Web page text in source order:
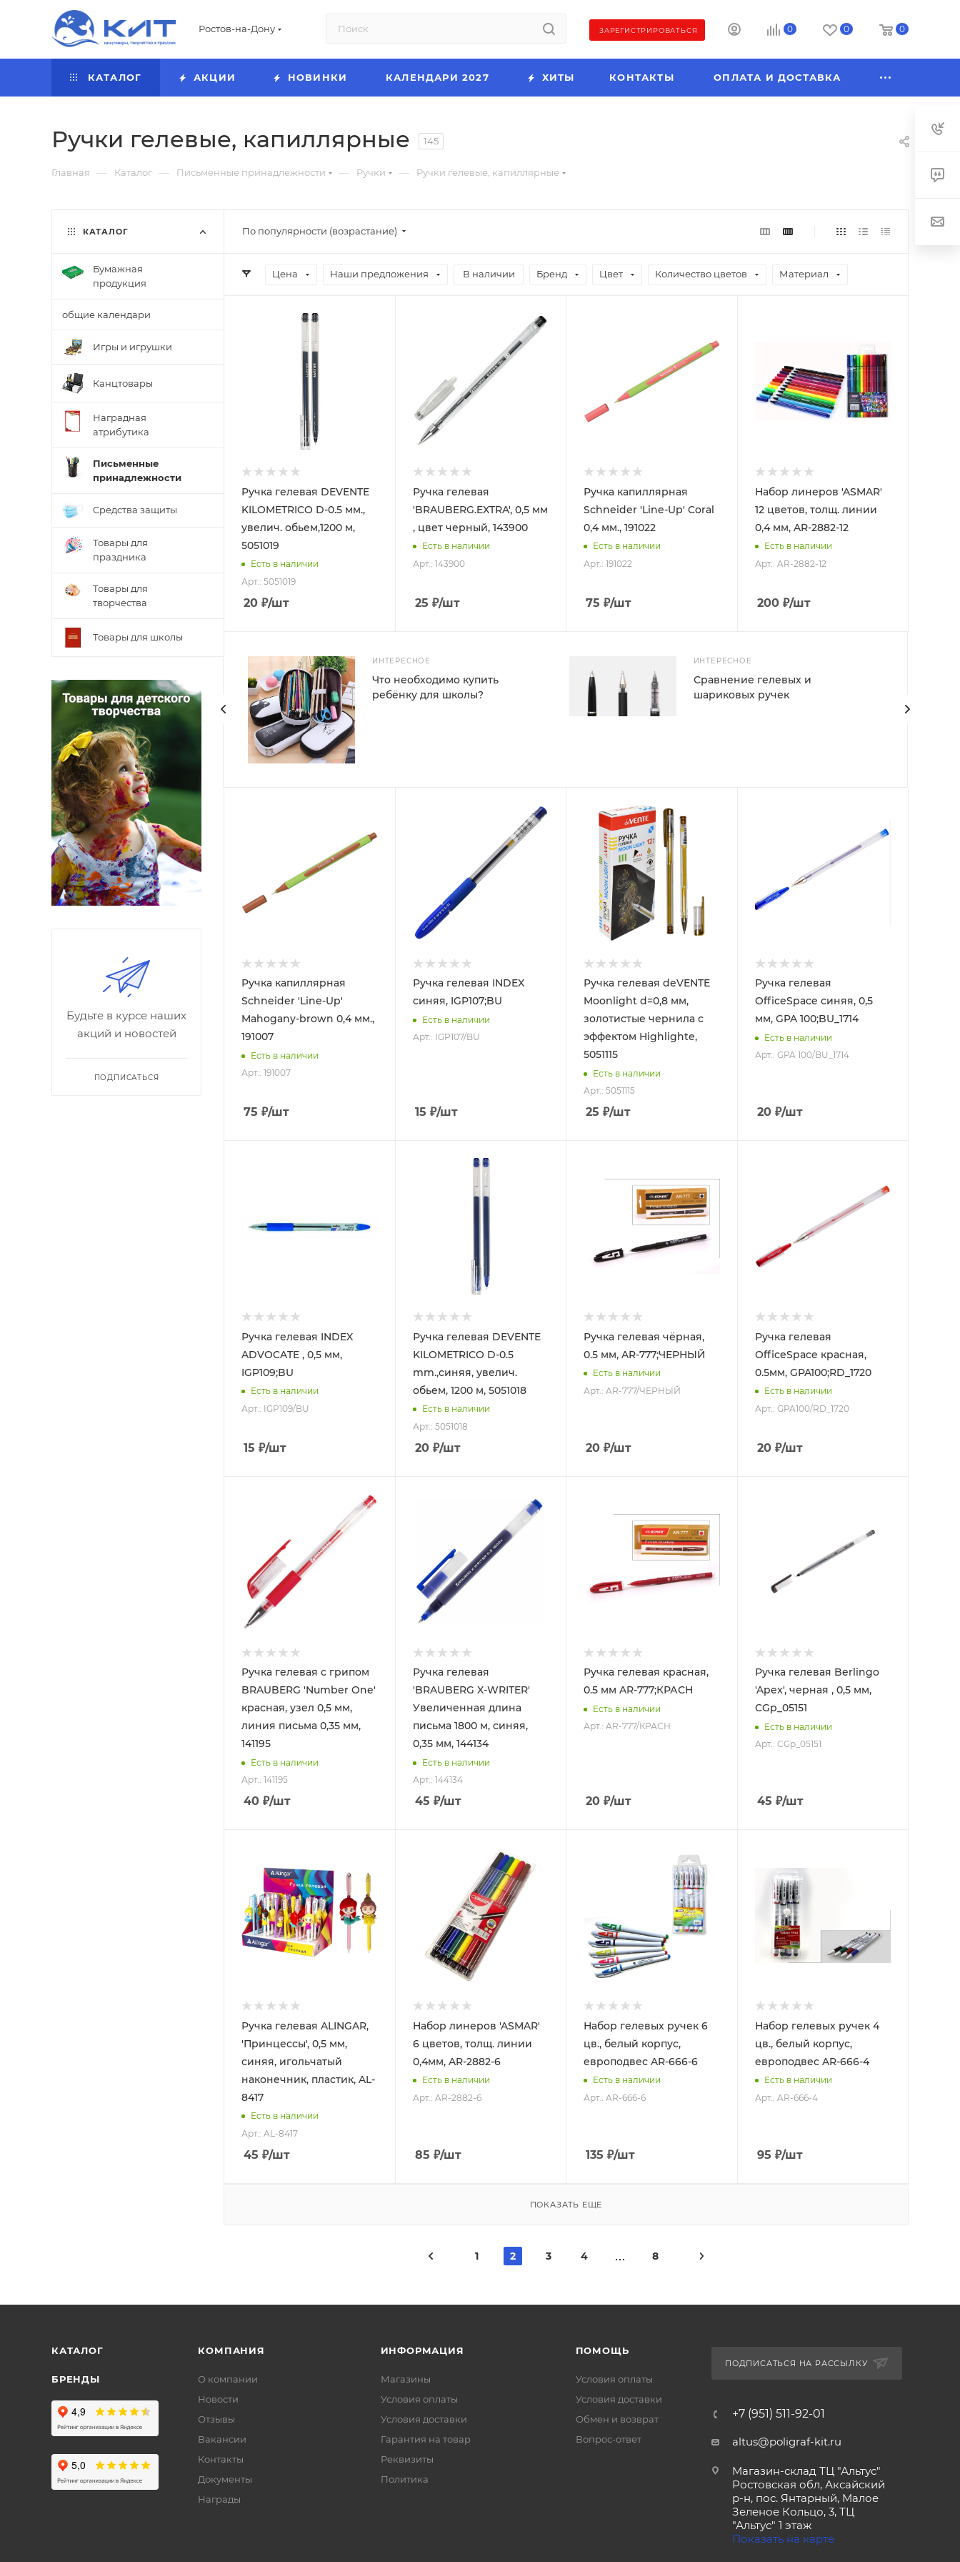
Ростов-на-Дону ЗАРЕГИСТРИРОВАТЬСЯ 0 0 0
КАТАЛОГ АКЦИИ НОВИНКИ КАЛЕНДАРИ 2027 ХИТЫ КОНТАКТЫ ОПЛАТА И ДОСТАВКА
Ручки гелевые, капиллярные 145
Главная — Каталог — Письменные принадлежности — Ручки — Ручки гелевые, капиллярные
По популярности (возрастание)
Цена Наши предложения В наличии Бренд Цвет Количество цветов Материал
Ручка гелевая DEVENTE
KILOMETRICO D-0.5 мм.,
увелич. обьем,1200 м,
5051019
Есть в наличии
Арт.: 5051019
20 ₽/шт
Ручка гелевая
'BRAUBERG.EXTRA', 0,5 мм
, цвет черный, 143900
Есть в наличии
Арт.: 143900
25 ₽/шт
Ручка капиллярная
Schneider 'Line-Up' Coral
0,4 мм., 191022
Есть в наличии
Арт.: 191022
75 ₽/шт
Набор линеров 'ASMAR'
12 цветов, толщ. линии
0,4 мм, AR-2882-12
Есть в наличии
Арт.: AR-2882-12
200₽/шт
ИНТЕРЕСНОЕ
Что необходимо купить
ребёнку для школы?
ИНТЕРЕСНОЕ
Сравнение гелевых и
шариковых ручек
Ручка капиллярная
Schneider 'Line-Up'
Mahogany-brown 0,4 мм.,
191007
Есть в наличии
Арт.: 191007
75 ₽/шт
Ручка гелевая INDEX
синяя, IGP107;BU
Есть в наличии
Арт.: IGP107/BU
15 ₽/шт
Ручка гелевая deVENTE
Moonlight d=0,8 мм,
золотистые чернила с
эффектом Highlighte,
5051115
Есть в наличии
Арт.: 5051115
25 ₽/шт
Ручка гелевая
OfficeSpace синяя, 0,5
мм, GPA 100;BU_1714
Есть в наличии
Арт.: GPA 100/BU_1714
20₽/шт
Ручка гелевая INDEX
ADVOCATE , 0,5 мм,
IGP109;BU
Есть в наличии
Арт.: IGP109/BU
15 ₽/шт
Ручка гелевая DEVENTE
KILOMETRICO D-0.5
mm.,синяя, увелич.
обьем, 1200 м, 5051018
Есть в наличии
Арт.: 5051018
20₽/шт
Ручка гелевая чёрная,
0.5 мм, AR-777;ЧЕРНЫЙ
Есть в наличии
Арт.: AR-777/ЧЕРНЫЙ
20 ₽/шт
Ручка гелевая
OfficeSpace красная,
0.5мм, GPA100;RD_1720
Есть в наличии
Арт.: GPA100/RD_1720
20₽/шт
Ручка гелевая с грипом
BRAUBERG 'Number One'
красная, узел 0,5 мм,
линия письма 0,35 мм,
141195
Есть в наличии
Арт.: 141195
40 ₽/шт
Ручка гелевая
'BRAUBERG X-WRITER'
Увеличенная длина
письма 1800 м, синяя,
0,35 мм, 144134
Есть в наличии
Арт.: 144134
45 ₽/шт
Ручка гелевая красная,
0.5 мм AR-777;КРАСН
Есть в наличии
Арт.: AR-777/КРАСН
20 ₽/шт
Ручка гелевая Berlingo
'Apex', черная , 0,5 мм,
CGp_05151
Есть в наличии
Арт.: CGp_05151
45 ₽/шт
Ручка гелевая ALINGAR,
'Принцессы', 0,5 мм,
синяя, игольчатый
наконечник, пластик, AL-
8417
Есть в наличии
Арт.: AL-8417
45 ₽/шт
Набор линеров 'ASMAR'
6 цветов, толщ. линии
0,4мм, AR-2882-6
Есть в наличии
Арт.: AR-2882-6
85 ₽/шт
Набор гелевых ручек 6
цв., белый корпус,
европодвес AR-666-6
Есть в наличии
Арт.: AR-666-6
135 ₽/шт
Набор гелевых ручек 4
цв., белый корпус,
европодвес AR-666-4
Есть в наличии
Арт.: AR-666-4
95 ₽/шт
ПОКАЗАТЬ ЕЩЕ
1 2 3 4 8
КАТАЛОГ
Бумажная
продукция
общие календари
Игры и игрушки
Канцтовары
Наградная
атрибутика
Письменные
принадлежности
Средства защиты
Товары для
праздника
Товары для
творчества
Товары для школы
Будьте в курсе наших
акций и новостей
ПОДПИСАТЬСЯ
КАТАЛОГ
БРЕНДЫ
КОМПАНИЯ
О компании
Новости
Отзывы
Вакансии
Контакты
Документы
Награды
ИНФОРМАЦИЯ
Магазины
Условия оплаты
Условия доставки
Гарантия на товар
Реквизиты
Политика
ПОМОЩЬ
Условия оплаты
Условия доставки
Обмен и возврат
Вопрос-ответ
ПОДПИСАТЬСЯ НА РАССЫЛКУ
+7 (951) 511-92-01
altus@poligraf-kit.ru
Магазин-склад ТЦ "Альтус"
Ростовская обл, Аксайский
р-н, пос. Янтарный, Малое
Зеленое Кольцо, 3, ТЦ
"Альтус" 1 этаж
Показать на карте